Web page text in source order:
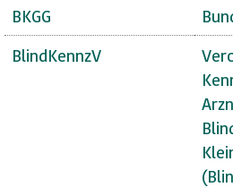
BKGG
BlindKennzV